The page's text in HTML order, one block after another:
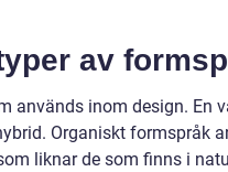
av
används inom design. En
Organiskt formspråk
liknar de som finns i